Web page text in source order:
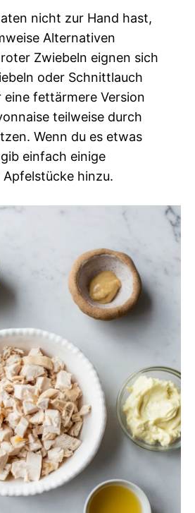
nicht zur Hand hast,
Alternativen
Zwiebeln eignen sich
oder Schnittlauch
eine fettärmere Version
teilweise durch
Wenn du es etwas
einfach einige
hinzu.